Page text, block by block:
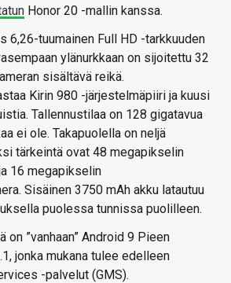
Honor 20 -mallin kanssa.
6,26-tuumainen Full HD -tarkkuuden
ylänurkkaan on sijoitettu 32
sisältävä reikä.
Kirin 980 -järjestelmäpiiri ja kuusi
Tallennustilaa on 128 gigatavua
ei ole. Takapuolella on neljä
tärkeintä ovat 48 megapikselin
16 megapikselin
Sisäinen 3750 mAh akku latautuu
puolessa tunnissa puolilleen.
on ”vanhaan” Android 9 Pieen
jonka mukana tulee edelleen
-palvelut (GMS).